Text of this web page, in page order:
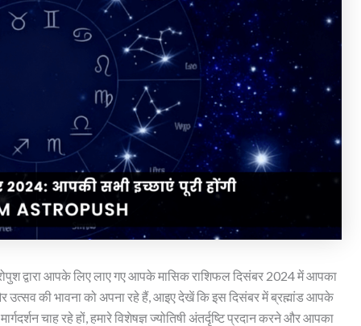
द्वारा आपके लिए लाए गए आपके मासिक राशिफल दिसंबर 2024 में आपका
की भावना को अपना रहे हैं, आइए देखें कि इस दिसंबर में ब्रह्मांड आपके
चाह रहे हों, हमारे विशेषज्ञ ज्योतिषी अंतर्दृष्टि प्रदान करने और आपका